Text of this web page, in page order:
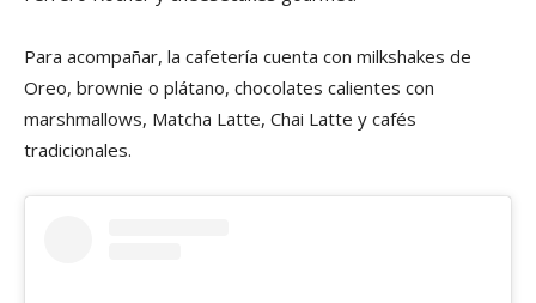
Para acompañar, la cafetería cuenta con milkshakes de
Oreo, brownie o plátano, chocolates calientes con
marshmallows, Matcha Latte, Chai Latte y cafés
tradicionales.